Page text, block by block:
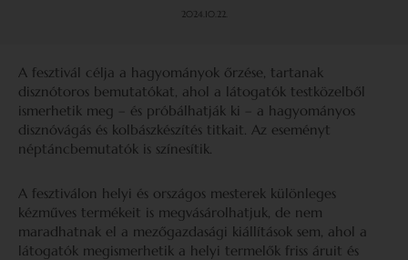
2024.10.22.
A fesztivál célja a hagyományok őrzése, tartanak
disznótoros bemutatókat, ahol a látogatók testközelből
ismerhetik meg – és próbálhatják ki – a hagyományos
disznóvágás és kolbászkészítés titkait. Az eseményt
néptáncbemutatók is színesítik.
A fesztiválon helyi és országos mesterek különleges
kézműves termékeit is megvásárolhatjuk, de nem
maradhatnak el a mezőgazdasági kiállítások sem, ahol a
látogatók megismerhetik a helyi termelők friss áruit és